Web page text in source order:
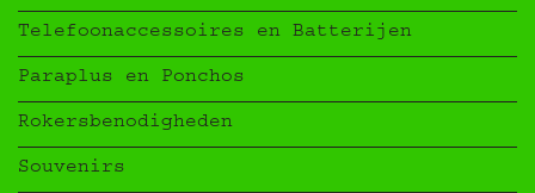
Telefoonaccessoires en Batterijen
Paraplus en Ponchos
Rokersbenodigheden
Souvenirs